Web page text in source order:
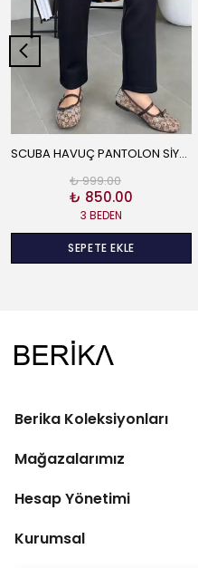
SCUBA HAVUÇ PANTOLON SİYAH
₺ 999.00
₺ 850.00
3 BEDEN
SEPETE EKLE
Berika Koleksiyonları
Mağazalarımız
Hesap Yönetimi
Kurumsal